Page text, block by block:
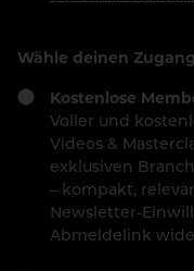
Wähle deinen
Kostenlose
Voller und
Videos &
exklusiven
– kompakt,
Newsletter-
Abmeldelink